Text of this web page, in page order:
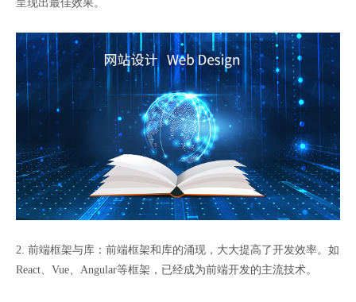
呈现出最佳效果。
2. 前端框架与库：前端框架和库的涌现，大大提高了开发效率。如
React、Vue、Angular等框架，已经成为前端开发的主流技术。